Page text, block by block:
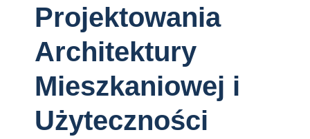
Projektowania
Architektury
Mieszkaniowej i
Użyteczności